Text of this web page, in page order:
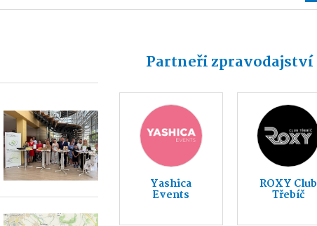
Partneři zpravodajství
Yashica
Events
ROXY Club
Třebíč